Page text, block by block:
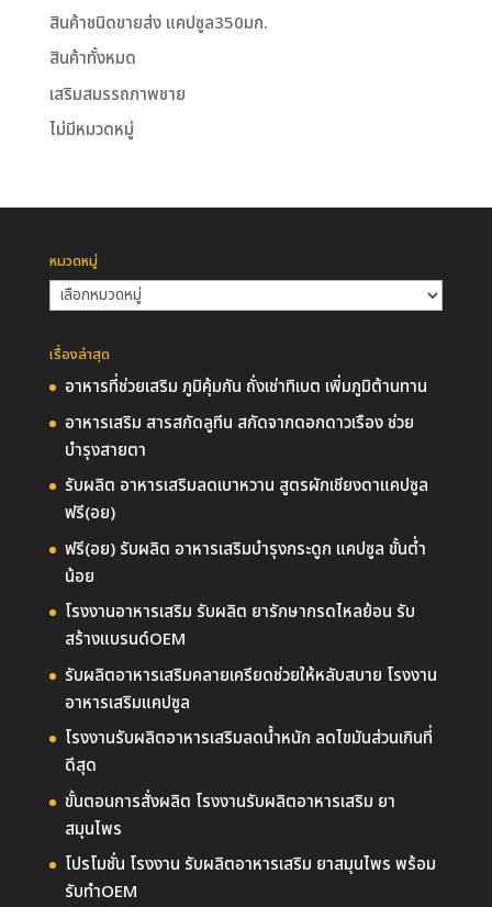
สินค้าชนิดขายส่ง แคปซูล350มก.
สินค้าทั้งหมด
เสริมสมรรถภาพชาย
ไม่มีหมวดหมู่
หมวดหมู่
หมวด
เรื่องล่าสุด
อาหารที่ช่วยเสริม ภูมิคุ้มกัน ถั่งเช่าทิเบต เพิ่มภูมิต้านทาน
อาหารเสริม สารสกัดลูทีน สกัดจากดอกดาวเรือง ช่วย
บำรุงสายตา
รับผลิต อาหารเสริมลดเบาหวาน สูตรผักเชียงดาแคปซูล
ฟรี(อย)
ฟรี(อย) รับผลิต อาหารเสริมบำรุงกระดูก แคปซูล ขั้นต่ำ
น้อย
โรงงานอาหารเสริม รับผลิต ยารักษากรดไหลย้อน รับ
สร้างแบรนด์OEM
รับผลิตอาหารเสริมคลายเครียดช่วยให้หลับสบาย โรงงาน
อาหารเสริมแคปซูล
โรงงานรับผลิตอาหารเสริมลดน้ำหนัก ลดไขมันส่วนเกินที่
ดีสุด
ขั้นตอนการสั่งผลิต โรงงานรับผลิตอาหารเสริม ยา
สมุนไพร
โปรโมชั่น โรงงาน รับผลิตอาหารเสริม ยาสมุนไพร พร้อม
รับทำOEM